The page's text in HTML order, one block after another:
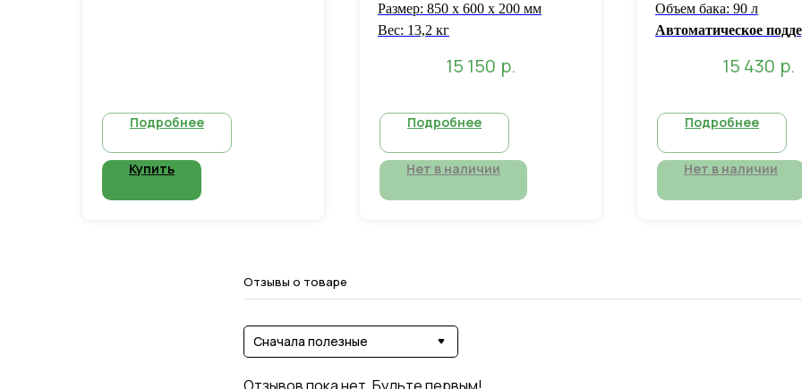
Подробнее
Купить
Размер: 850 x 600 x 200 мм
Вес: 13,2 кг
15 150 р.
Подробнее
Нет в наличии
Объем бака: 90 л
Автоматическое
15 430 р.
Подробнее
Нет в наличии
Отзывы о товаре
Сначала полезные